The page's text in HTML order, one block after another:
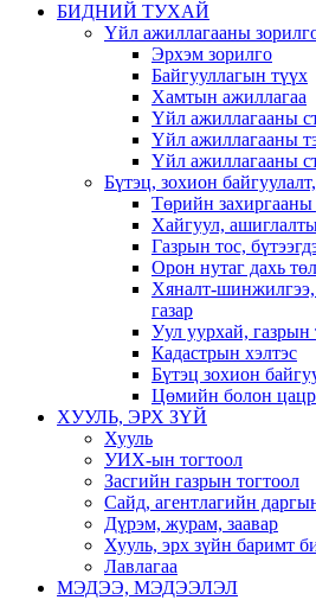
БИДНИЙ ТУХАЙ
Үйл ажиллагааны
Эрхэм зорилго
Байгууллагын түүх
Хамтын ажиллагаа
Үйл ажиллагааны
Үйл ажиллагааны
Үйл ажиллагааны
Бүтэц, зохион
Төрийн захиргааны
Хайгуул,
Газрын тос,
Орон нутаг дахь
Хяналт-шинжилгээ,
газар
Уул уурхай, газрын
Кадастрын хэлтэс
Бүтэц зохион
Цөмийн болон
ХУУЛЬ, ЭРХ ЗҮЙ
Хууль
УИХ-ын тогтоол
Засгийн газрын тогтоол
Сайд, агентлагийн
Дүрэм, журам, заавар
Хууль, эрх зүйн баримт
Лавлагаа
МЭДЭЭ, МЭДЭЭЛЭЛ